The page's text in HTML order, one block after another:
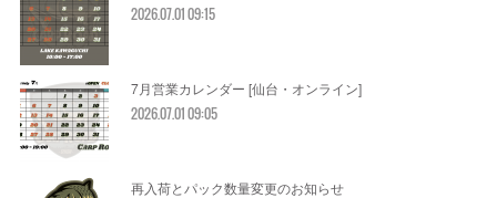
2026.07.01 09:15
7月営業カレンダー [仙台・オンライン]
2026.07.01 09:05
再入荷とパック数量変更のお知らせ